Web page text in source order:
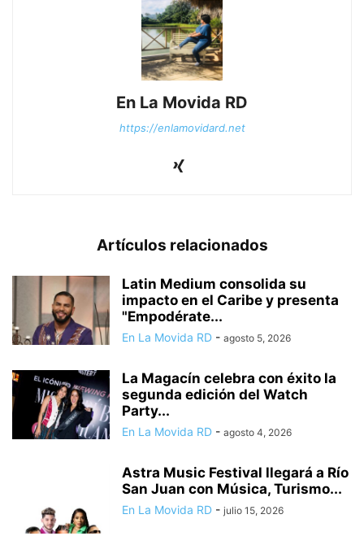
En La Movida RD
https://enlamovidard.net
Artículos relacionados
Latin Medium consolida su
impacto en el Caribe y presenta
"Empodérate...
En La Movida RD - agosto 5, 2026
La Magacín celebra con éxito la
segunda edición del Watch
Party...
En La Movida RD - agosto 4, 2026
Astra Music Festival llegará a Río
San Juan con Música, Turismo...
En La Movida RD - julio 15, 2026